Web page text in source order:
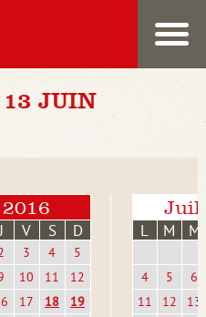
JUIN
V S D
3 4
5
10 11
12
17 18
19
L M M
4 5
6
11
12
13